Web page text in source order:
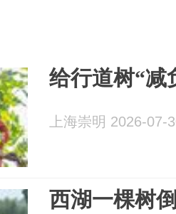
给行道树“减
上海崇明 2026-07-
西湖一棵树